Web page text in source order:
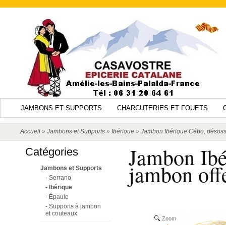
JAMBONS ET SUPPORTS CHARCUTERIES ET FOUETS
Accueil » Jambons et Supports » Ibérique » Jambon Ibérique Cébo,
Catégories
Jambons et Supports
- Serrano
- Ibérique
- Épaule
- Supports à jambon
et couteaux
Jambon
jambon
Zoom